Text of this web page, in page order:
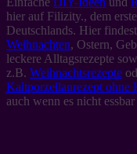
hier auf Filizity., dem
Deutschlands. Hier
Weihnachten, Ostern,
leckere Alltagsrezepte
z.B. Weihnachtsrezepte
Kaltporzellanrezept ohne
auch wenn es nicht